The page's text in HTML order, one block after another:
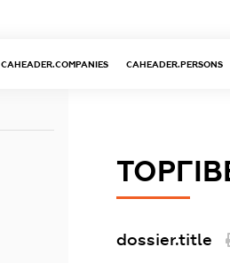
CAHEADER.COMPANIES CAHEADER.PERSONS
dossier.title